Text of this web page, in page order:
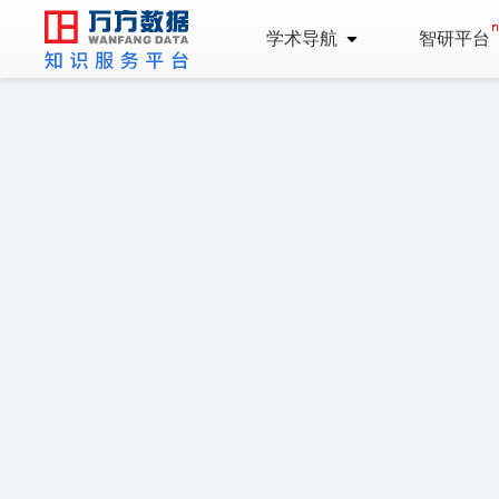
学术导航 智研平台